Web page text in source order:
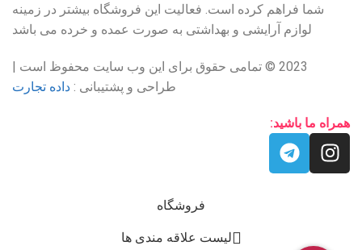
شما فراهم کرده است. فعالیت این فروشگاه بیشتر در زمینه
لوازم آرایشی و بهداشتی به صورت عمده و خرده می باشد
2023 © تمامی حقوق برای این وب سایت محفوظ است |
طراحی و پشتیبانی : داده تجارت
همراه ما باشید:
فروشگاه
لیست علاقه مندی ها